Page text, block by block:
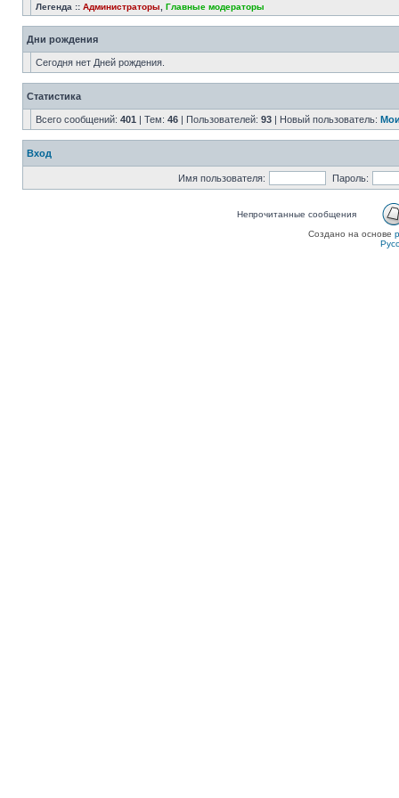
Легенда :: Администраторы Главные модераторы
Дни рождения
Сегодня нет Дней рождения.
Статистика
Всего сообщений: 401 | Тем: 46 | Пользователей: 93 | Новый пользователь:
Вход
Имя пользователя: Пароль:
Непрочитанные сообщения
Создано на основе